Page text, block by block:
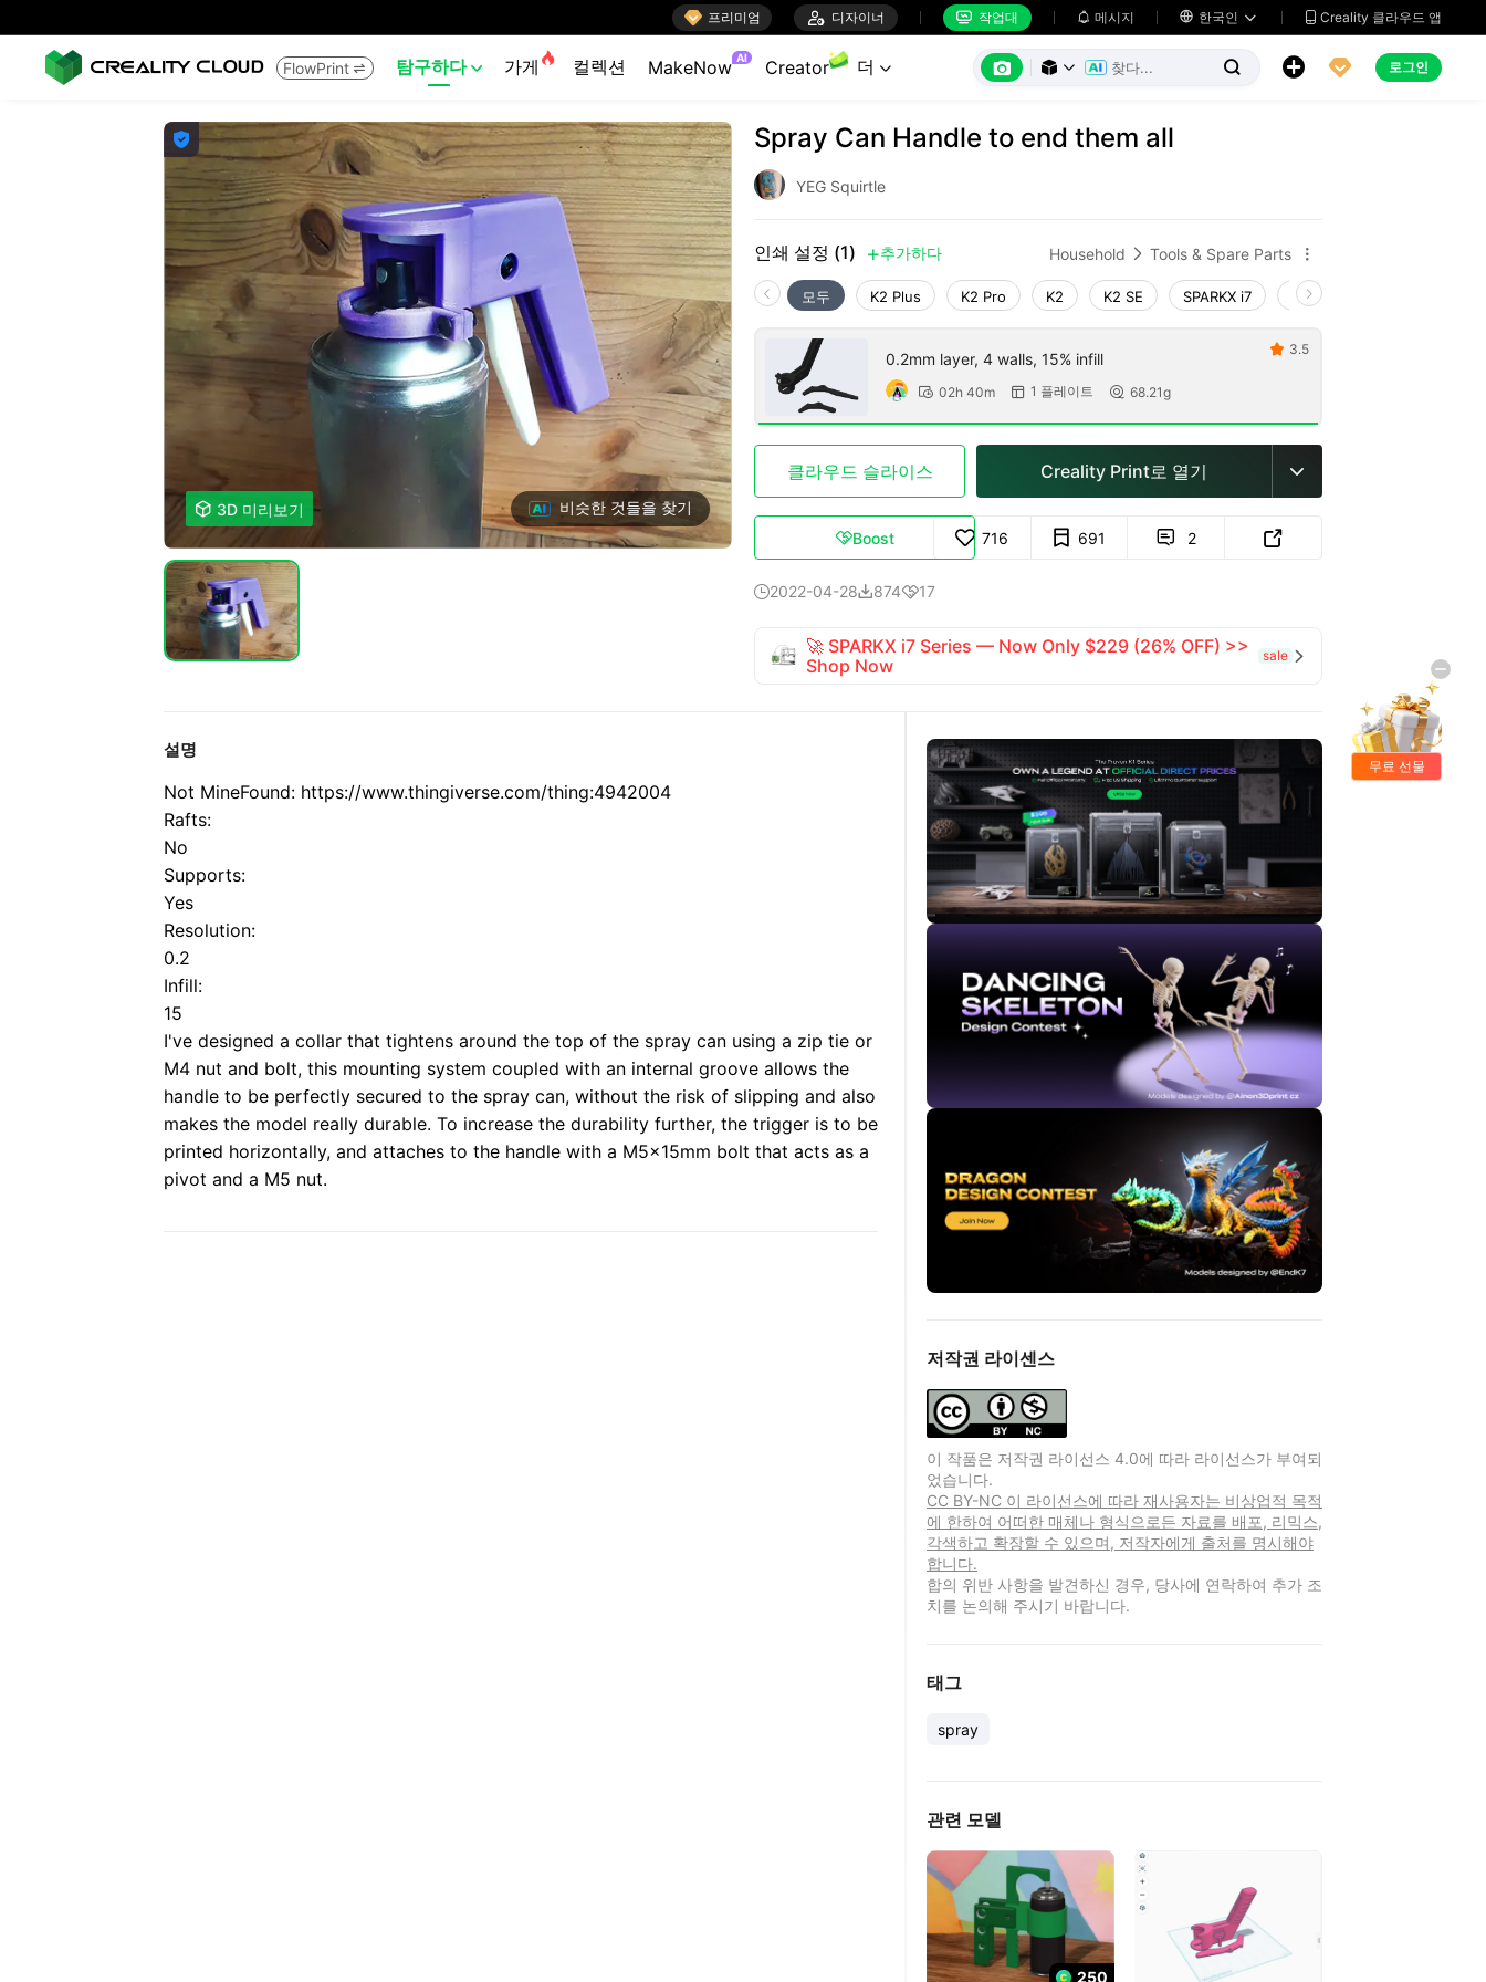
 프리미엄  디자이너  작업대  메시지  한국인   Creality 클라우드 앱
FlowPrint  탐구하다  가게  컬렉션 MakeNow AI Creator 더        로그인

 3D 미리보기 비슷한 것들을 찾기
Spray Can Handle to end them all
YEG Squirtle
인쇄 설정 (1)  추가하다 Household  Tools & Spare Parts 
모두 K2 Plus K2 Pro K2 K2 SE SPARKX i7 Creality Hi
0.2mm layer, 4 walls, 15% infill
 02h 40m  1 플레이트  68.21g
 3.5
클라우드 슬라이스 Creality Print로 열기 
Boost 716 691  2 
2022-04-2887417
🚀 SPARKX i7 Series — Now Only $229 (26% OFF) >>
Shop Now
sale 
설명
Not MineFound: https://www.thingiverse.com/thing:4942004
Rafts:
No
Supports:
Yes
Resolution:
0.2
Infill:
15
I've designed a collar that tightens around the top of the spray can using a zip tie or
M4 nut and bolt, this mounting system coupled with an internal groove allows the
handle to be perfectly secured to the spray can, without the risk of slipping and also
makes the model really durable. To increase the durability further, the trigger is to be
printed horizontally, and attaches to the handle with a M5x15mm bolt that acts as a
pivot and a M5 nut.
저작권 라이센스
이 작품은 저작권 라이선스 4.0에 따라 라이선스가 부여되
었습니다.
CC BY-NC 이 라이선스에 따라 재사용자는 비상업적 목적
에 한하여 어떠한 매체나 형식으로든 자료를 배포, 리믹스,
각색하고 확장할 수 있으며, 저작자에게 출처를 명시해야
합니다.
합의 위반 사항을 발견하신 경우, 당사에 연락하여 추가 조
치를 논의해 주시기 바랍니다.
태그
spray
관련 모델
250
무료 선물